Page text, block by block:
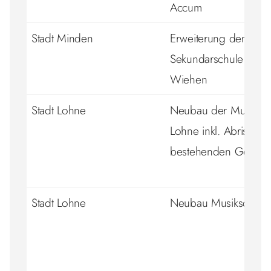
Accum
Stadt Minden
Erweiterung der
Sekundarschule Am
Wiehen
Stadt Lohne
Neubau der
Lohne inkl. Abriss der
bestehenden
Stadt Lohne Neubau Musikschule